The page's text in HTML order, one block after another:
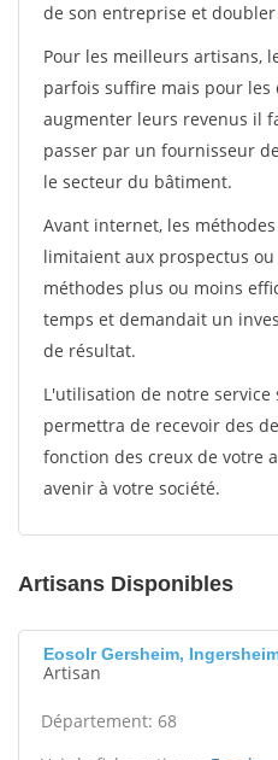
de son entreprise et
Pour les meilleurs artisans,
parfois suffire mais pour
augmenter leurs revenus il
passer par un fournisseur
le secteur du bâtiment.
Avant internet, les
limitaient aux prospectus
méthodes plus ou moins
temps et demandait un
de résultat.
L'utilisation de notre service
permettra de recevoir des
fonction des creux de votre
avenir à votre société.
Artisans Disponibles
Eosolr Gersheim,
Artisan
Département: 68